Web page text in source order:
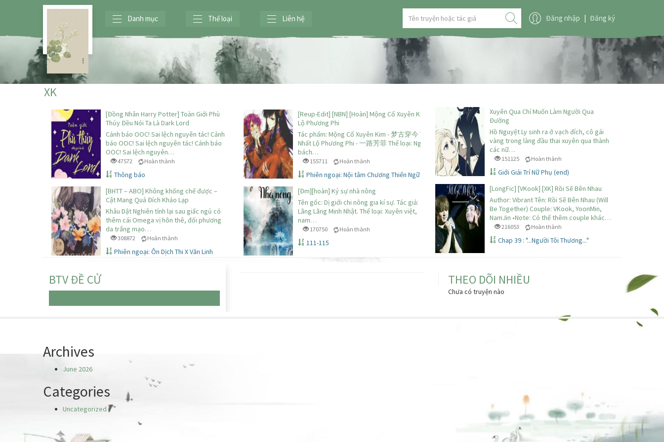
Danh mục Thể loại Liên hệ Đăng nhập | Đăng ký
XK
[Đồng Nhân Harry Potter] Toàn Giới Phù
Thủy Đều Nói Ta Là Dark Lord
Cảnh báo OOC! Sai lệch nguyên tác! Cảnh
báo OOC! Sai lệch nguyên tác! Cảnh báo
OOC! Sai lệch nguyên…
47572 Hoàn thành
Thông báo
[Reup-Edit] [NBN] [Hoàn] Mộng Cổ Xuyên Kim – Nhất
Lộ Phương Phi
Tác phẩm: Mộng Cổ Xuyên Kim - 梦古穿今 Tác giả:
Nhất Lộ Phương Phi - 一路芳菲 Thể loại: Ngụy
bách…
155711 Hoàn thành
Phiên ngoại: Nội tâm Chương Thiển Ngữ (Thượng)
Xuyên Qua Chỉ Muốn Làm Người Qua
Đường
Hồ Nguyệt Ly sinh ra ở vạch đích, cô gái
vàng trong làng đầu thai xuyên qua thành
các nữ…
151125 Hoàn thành
Giới Giải Trí Nữ Phụ (end)
[BHTT – ABO] Không khống chế được –
Cật Mang Quả Đích Khảo Lạp
Khâu Dật Nghiên tỉnh lại sau giấc ngủ có
thêm cái Omega vị hôn thê, đối phương
da trắng mạo…
308872 Hoàn thành
Phiên ngoại: Ôn Dịch Thi X Văn Linh
[Đm][hoàn] Ký sự nhà nông
Tên gốc: Dị giới chi nông gia kí sự. Tác giả:
Lãng Lãng Minh Nhật. Thể loại: Xuyên việt,
nam…
170750 Hoàn thành
111-115
[LongFic] [VKook] [XK] Rồi Sẽ Bên Nhau
Author: Vibrant Tên: Rồi Sẽ Bên Nhau (Will
Be Together) Couple: VKook, YoonMin,
NamJin •Note: Có thể thêm couple khác…
216053 Hoàn thành
Chap 39 : "...Người Tôi Thương..."
BTV ĐỀ CỬ THEO DÕI NHIỀU
Chưa có truyện nào
Archives
June 2026
Categories
Uncategorized